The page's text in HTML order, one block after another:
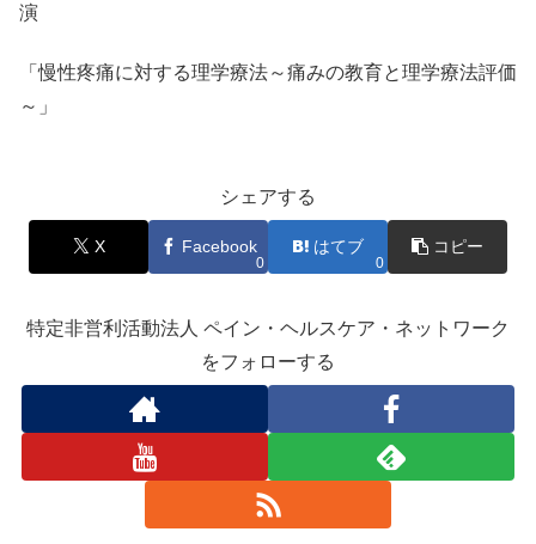
演
「慢性疼痛に対する理学療法～痛みの教育と理学療法評価
～」
シェアする
X Facebook
0
はてブ
0
コピー
特定非営利活動法人 ペイン・ヘルスケア・ネットワーク
をフォローする